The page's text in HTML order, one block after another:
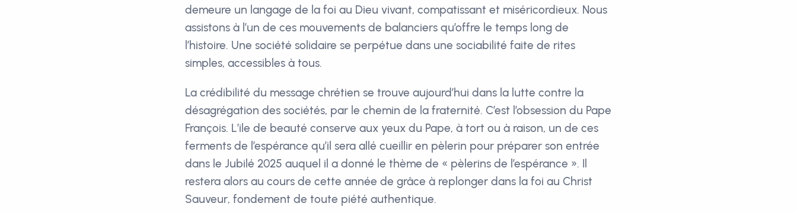
demeure un langage de la foi au Dieu vivant, compatissant et miséricordieux. Nous
assistons à l’un de ces mouvements de balanciers qu’offre le temps long de
l’histoire. Une société solidaire se perpétue dans une sociabilité faite de rites
simples, accessibles à tous.
La crédibilité du message chrétien se trouve aujourd’hui dans la lutte contre la
désagrégation des sociétés, par le chemin de la fraternité. C’est l’obsession du Pape
François. L’ile de beauté conserve aux yeux du Pape, à tort ou à raison, un de ces
ferments de l’espérance qu’il sera allé cueillir en pèlerin pour préparer son entrée
dans le Jubilé 2025 auquel il a donné le thème de « pèlerins de l’espérance ». Il
restera alors au cours de cette année de grâce à replonger dans la foi au Christ
Sauveur, fondement de toute piété authentique.